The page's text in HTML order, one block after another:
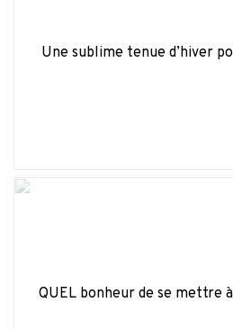
Une sublime tenue d’hiver
QUEL bonheur de se mettre